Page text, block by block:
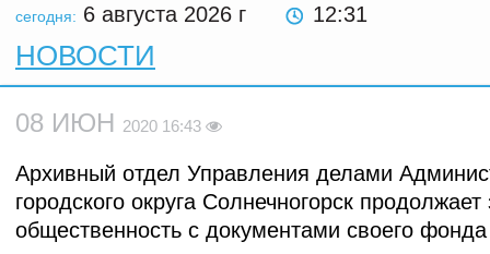
сегодня: 6 августа 2026 г 12:31
НОВОСТИ
08 ИЮН 2020 16:43
Архивный отдел Управления делами
городского округа Солнечногорск продолжает
общественность с документами своего фонда